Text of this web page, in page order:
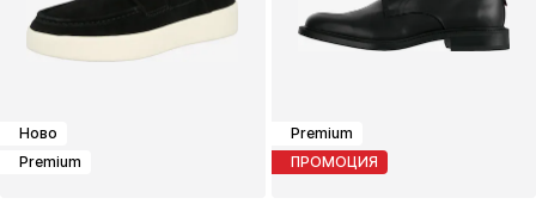
Ново
Premium
Premium
ПРОМОЦИЯ